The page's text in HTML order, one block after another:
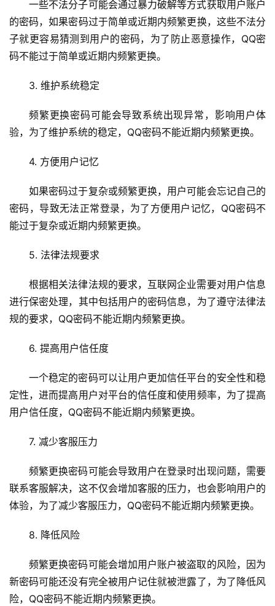
云
服
拟
主
教
程
服
务
一些不法分子可能会通过暴力破解等方式获取用户账户
的密码，如果密码过于简单或近期内频繁更换，这些不法分
子就更容易猜测到用户的密码，为了防止恶意操作，QQ密
码不能过于简单或近期内频繁更换。
3. 维护系统稳定
频繁更换密码可能会导致系统出现异常，影响用户体
验，为了维护系统的稳定，QQ密码不能近期内频繁更换。
4. 方便用户记忆
如果密码过于复杂或频繁更换，用户可能会忘记自己的
密码，导致无法正常登录，为了方便用户记忆，QQ密码不
能过于复杂或近期内频繁更换。
5. 法律法规要求
根据相关法律法规的要求，互联网企业需要对用户信息
进行保密处理，其中包括用户的密码信息，为了遵守法律法
规的要求，QQ密码不能近期内频繁更换。
6. 提高用户信任度
一个稳定的密码可以让用户更加信任平台的安全性和稳
定性，进而提高用户对平台的信任度和使用频率，为了提高
用户信任度，QQ密码不能近期内频繁更换。
7. 减少客服压力
频繁更换密码可能会导致用户在登录时出现问题，需要
联系客服解决，这不仅会增加客服的压力，也会影响用户的
体验，为了减少客服压力，QQ密码不能近期内频繁更换。
8. 降低风险
频繁更换密码可能会增加用户账户被盗取的风险，因为
新密码可能还没有完全被用户记住就被泄露了，为了降低风
险，QQ密码不能近期内频繁更换。